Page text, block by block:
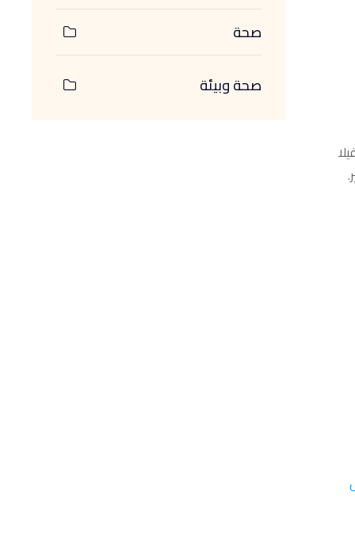
صحة
صحة وبيئة